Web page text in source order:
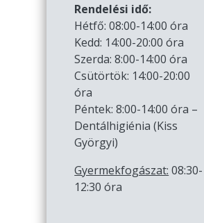
Rendelési idő:
Hétfő: 08:00-14:00 óra
Kedd: 14:00-20:00 óra
Szerda: 8:00-14:00 óra
Csütörtök: 14:00-20:00
óra
Péntek: 8:00-14:00 óra –
Dentálhigiénia (Kiss
Györgyi)
Gyermekfogászat: 08:30-
12:30 óra